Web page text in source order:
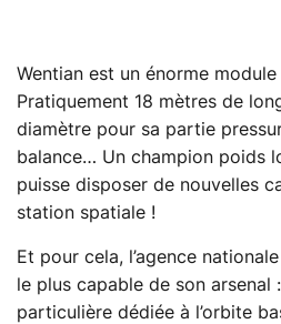
Wentian est un énorme
Pratiquement 18 mètres de
diamètre pour sa partie
balance… Un champion poids
puisse disposer de nouvelles
station spatiale !
Et pour cela, l’agence
le plus capable de son arsenal
particulière dédiée à l’orbite